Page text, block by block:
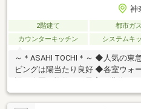
神
2階建て 都市ガス
カウンターキッチン
システムキ
～＊ASAHI TOCHI＊～ ◆人気の東
ビングは陽当たり良好 ◆各室ウォ